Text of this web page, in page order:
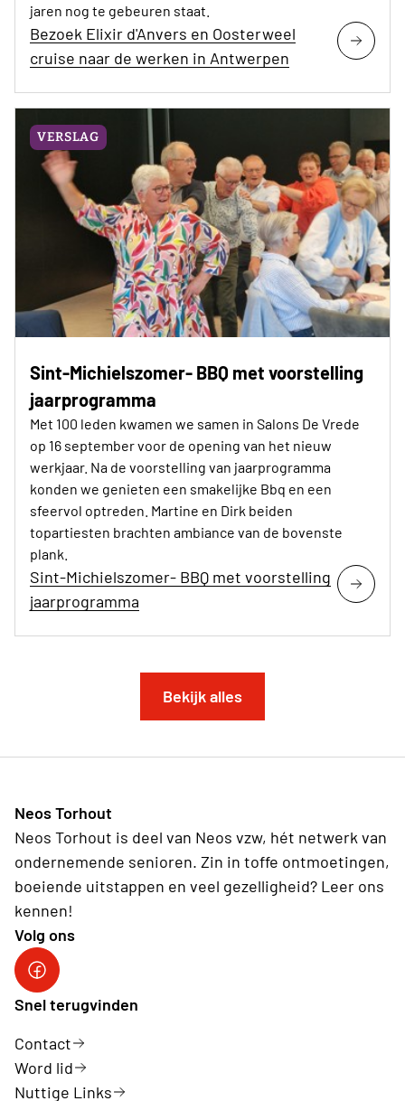
jaren nog te gebeuren staat.
Bezoek Elixir d'Anvers en Oosterweel
cruise naar de werken in Antwerpen
VERSLAG
Sint-Michielszomer- BBQ met voorstelling
jaarprogramma
Met 100 leden kwamen we samen in Salons De Vrede
op 16 september voor de opening van het nieuw
werkjaar. Na de voorstelling van jaarprogramma
konden we genieten een smakelijke Bbq en een
sfeervol optreden. Martine en Dirk beiden
topartiesten brachten ambiance van de bovenste
plank.
Sint-Michielszomer- BBQ met voorstelling
jaarprogramma
Bekijk alles
Neos Torhout
Neos Torhout is deel van Neos vzw, hét netwerk van
ondernemende senioren. Zin in toffe ontmoetingen,
boeiende uitstappen en veel gezelligheid? Leer ons
kennen!
Volg ons
Neos Facebook
Snel terugvinden
Contact
Word lid
Nuttige Links